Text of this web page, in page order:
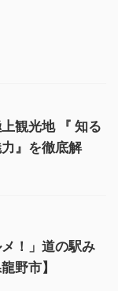
観光地 『 知る
』を徹底解
メ！」道の駅み
野市】